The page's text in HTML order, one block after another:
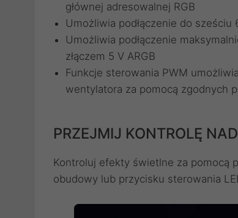
głównej adresowalnej RGB
Umożliwia podłączenie do
Umożliwia podłączenie
złączem 5 V ARGB
Funkcje sterowania PWM
wentylatora za pomocą zgodnych
PRZEJMIJ KONTROLĘ
Kontroluj efekty świetlne za pomocą
obudowy lub przycisku sterowania